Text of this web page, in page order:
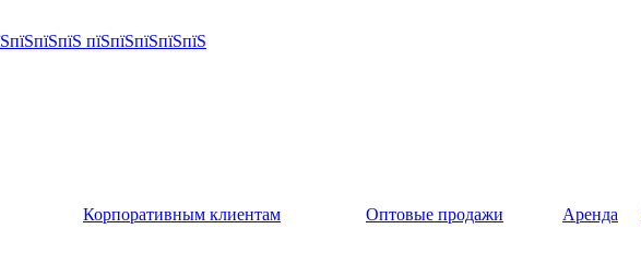
Корпоративным клиентам Оптовые продажи Аренда